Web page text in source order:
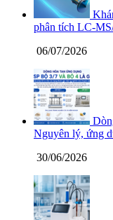
phân tích LC-
06/07/2026
Nguyên lý, ứng
30/06/2026